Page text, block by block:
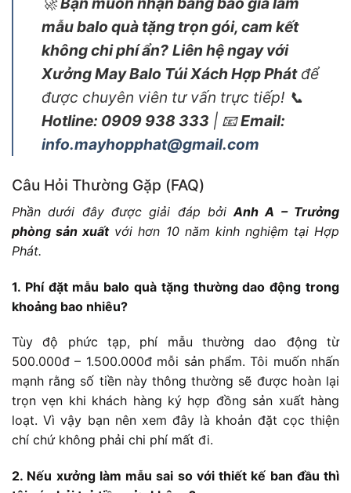
mẫu balo quà tặng trọn gói, cam kết
không chi phí ẩn? Liên hệ ngay với
Xưởng May Balo Túi Xách Hợp Phátđể
được chuyên viên tư vấn trực tiếp! 📞
Hotline: 0909 938 333 | 📧Email:
info.mayhopphat@gmail.com
Câu Hỏi Thường Gặp (FAQ)
Phần dưới đây được giải đáp bởiAnh A – Trưởng
phòng sản xuấtvới hơn 10 năm kinh nghiệm tại Hợp
Phát.
1. Phí đặt mẫu balo quà tặng thường dao động trong
khoảng bao nhiêu?
Tùy độ phức tạp, phí mẫu thường dao động từ
500.000đ – 1.500.000đ mỗi sản phẩm. Tôi muốn nhấn
mạnh rằng số tiền này thông thường sẽ được hoàn lại
trọn vẹn khi khách hàng ký hợp đồng sản xuất hàng
loạt. Vì vậy bạn nên xem đây là khoản đặt cọc thiện
chí chứ không phải chi phí mất đi.
2. Nếu xưởng làm mẫu sai so với thiết kế ban đầu thì